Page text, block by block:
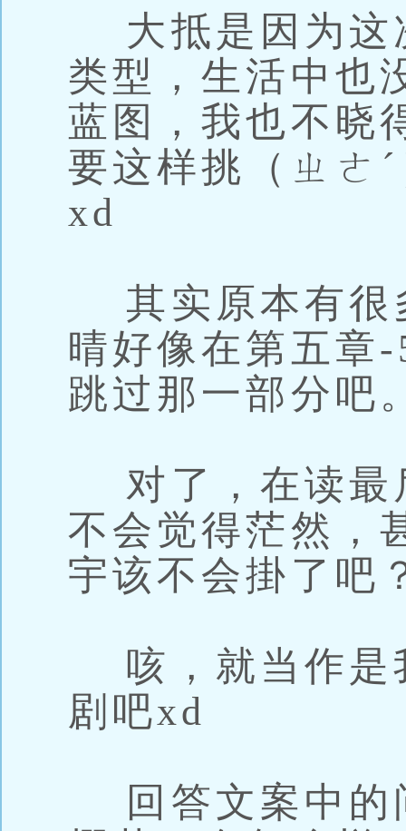
大抵是因为这
类型，生活中也
蓝图，我也不晓
要这样挑（ㄓㄜ
xd
其实原本有很
晴好像在第五章
跳过那一部分吧
对了，在读最
不会觉得茫然，
宇该不会掛了吧
咳，就当作是
剧吧xd
回答文案中的